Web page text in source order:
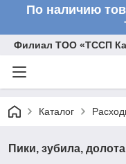
По наличию
Филиал ТОО «ТССП
Каталог
Пики, зубила, долота